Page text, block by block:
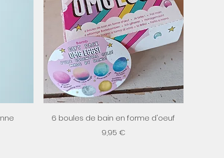
Aperçu rapide
6 boules de bain en forme d'oeuf
Prix
9,95 €